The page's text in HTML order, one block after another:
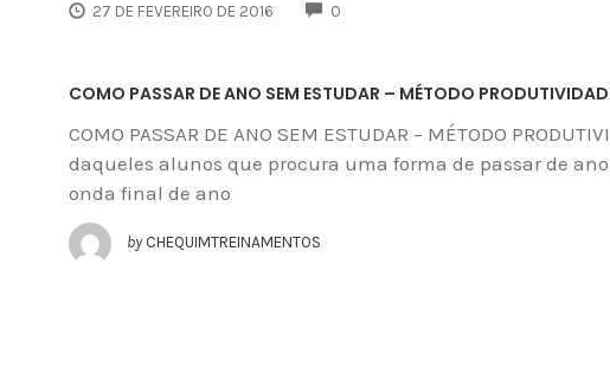
27 DE FEVEREIRO DE 2016 0
COMO PASSAR DE ANO SEM ESTUDAR – MÉTODO
COMO PASSAR DE ANO SEM ESTUDAR – MÉTODO
daqueles alunos que procura uma forma de passar de
onda final de ano
by CHEQUIMTREINAMENTOS